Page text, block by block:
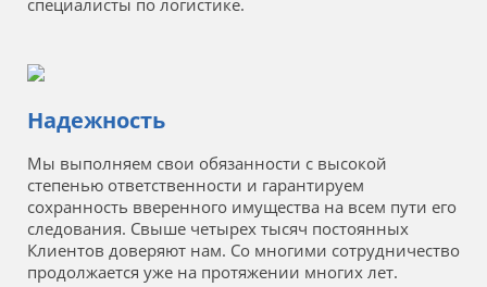
специалисты по логистике.
Надежность
Мы выполняем свои обязанности с высокой
степенью ответственности и гарантируем
сохранность вверенного имущества на всем пути его
следования. Свыше четырех тысяч постоянных
Клиентов доверяют нам. Со многими сотрудничество
продолжается уже на протяжении многих лет.